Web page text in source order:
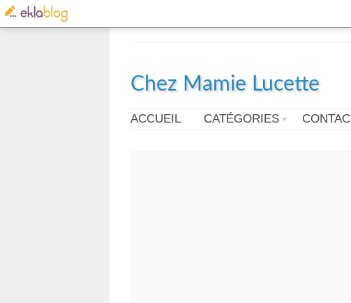
Chez Mamie Lucette
ACCUEIL CATÉGORIES